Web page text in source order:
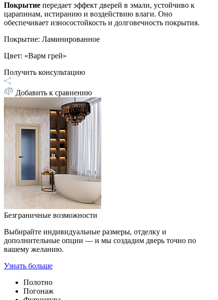
Покрытие передает эффект дверей в эмали, устойчиво к
царапинам, истиранию и воздействию влаги. Оно
обеспечивает износостойкость и долговечность покрытия.
Покрытие: Ламинированное
Цвет: «Варм грей»
Получить консультацию
Добавить к сравнению
Безграничные возможности
Выбирайте индивидуальные размеры, отделку и
дополнительные опции — и мы создадим дверь точно по
вашему желанию.
Узнать больше
Полотно
Погонаж